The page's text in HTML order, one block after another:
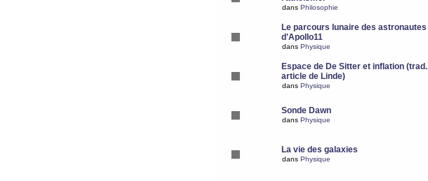
dans Philosophie
Le parcours lunaire des astronautes
d'Apollo11
dans Physique
Espace de De Sitter et inflation (trad.
article de Linde)
dans Physique
Sonde Dawn
dans Physique
La vie des galaxies
dans Physique